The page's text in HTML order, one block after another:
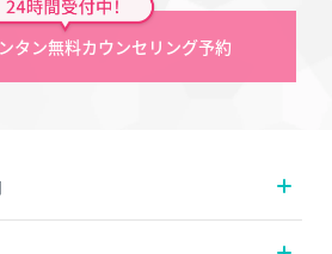
タン無料カウンセリング予約